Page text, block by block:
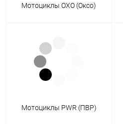
Мотоциклы OXO (Оксо)
Мотоциклы PWR (ПВР)